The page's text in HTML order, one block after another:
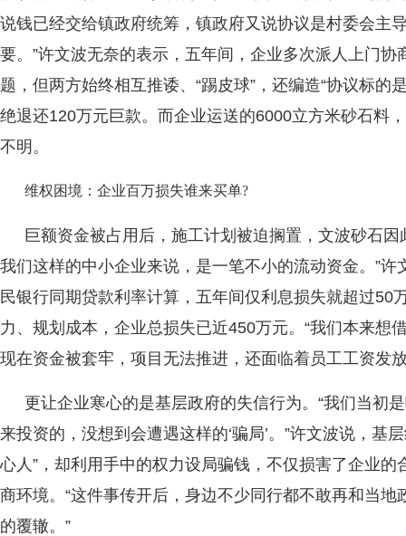
说钱已经交给镇政府统筹，镇政府又说协议是村委会主
要。”许文波无奈的表示，五年间，企业多次派人上门
题，但两方始终相互推诿、“踢皮球”，还编造“协议标的
绝退还120万元巨款。而企业运送的6000立方米砂石料
不明。
维权困境：企业百万损失谁来买单?
巨额资金被占用后，施工计划被迫搁置，文波砂石
我们这样的中小企业来说，是一笔不小的流动资金。”
民银行同期贷款利率计算，五年间仅利息损失就超过50
力、规划成本，企业总损失已近450万元。“我们本来想
现在资金被套牢，项目无法推进，还面临着员工工资发
更让企业寒心的是基层政府的失信行为。“我们当初
来投资的，没想到会遭遇这样的‘骗局’。”许文波说，基
心人”，却利用手中的权力设局骗钱，不仅损害了企业
商环境。“这件事传开后，身边不少同行都不敢再和当
的覆辙。”